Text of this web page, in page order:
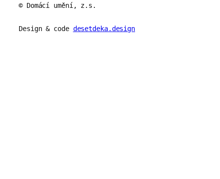
© Domácí umění, z.s.
Design & code desetdeka.design